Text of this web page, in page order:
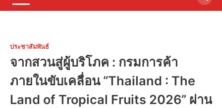
ประชาสัมพันธ์
จากสวนสู่ผู้บริโภค : กรมการค้า
ภายในขับเคลื่อน “Thailand : The
Land of Tropical Fruits 2026” ผ่าน